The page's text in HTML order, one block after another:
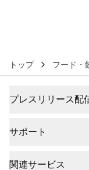
トップ フード・
プレスリリース配
サポート
関連サービス